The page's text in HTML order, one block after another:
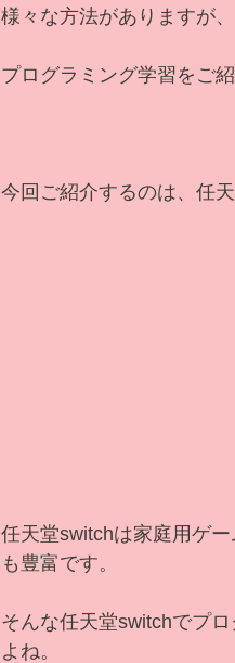
様々な方法がありますが
プログラミング学習をご
今回ご紹介するのは、任
任天堂switchは家庭用ゲ
も豊富です。
そんな任天堂switchでプ
よね。